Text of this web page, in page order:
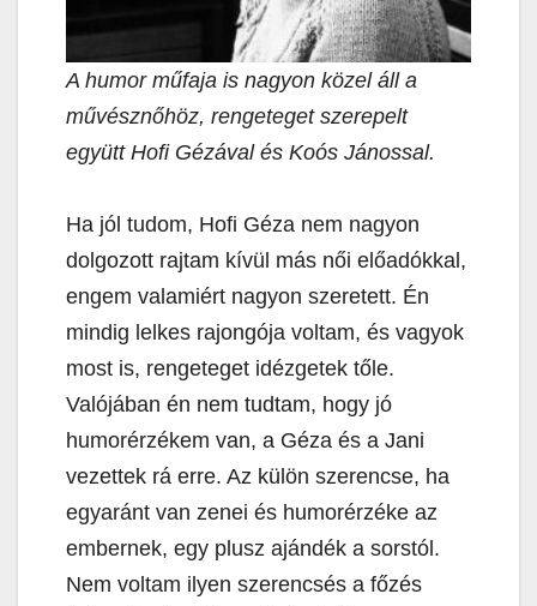
A humor műfaja is nagyon közel áll a
művésznőhöz, rengeteget szerepelt
együtt Hofi Gézával és Koós Jánossal.
Ha jól tudom, Hofi Géza nem nagyon
dolgozott rajtam kívül más női előadókkal,
engem valamiért nagyon szeretett. Én
mindig lelkes rajongója voltam, és vagyok
most is, rengeteget idézgetek tőle.
Valójában én nem tudtam, hogy jó
humorérzékem van, a Géza és a Jani
vezettek rá erre. Az külön szerencse, ha
egyaránt van zenei és humorérzéke az
embernek, egy plusz ajándék a sorstól.
Nem voltam ilyen szerencsés a főzés